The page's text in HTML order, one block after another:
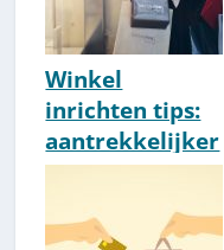
Winkel
inrichten tips:
aantrekkelijker
om te kopen!
Marketing]